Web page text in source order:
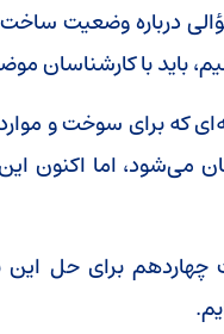
درباره وضعیت
باید با کارشناسان
که برای سوخت و
میلیون تومان می‌شود،
برای حل این